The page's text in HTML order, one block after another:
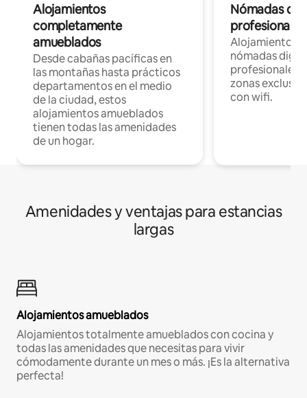
Alojamientos
completamente
amueblados
Desde cabañas pacíficas en
las montañas hasta prácticos
departamentos en el medio
de la ciudad, estos
alojamientos amueblados
tienen todas las amenidades
de un hogar.
Nómadas
Alojamientos
nómadas
profesionales
zonas
con wifi.
Amenidades y ventajas para estancias
largas
Alojamientos amueblados
Alojamientos totalmente amueblados con cocina y
todas las amenidades que necesitas para vivir
cómodamente durante un mes o más. ¡Es la alternativa
perfecta!